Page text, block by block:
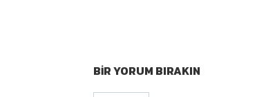
BIR YORUM BIRAKIN